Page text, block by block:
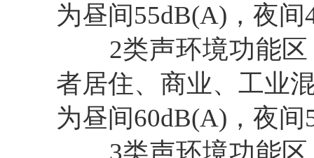
为昼间55dB(A)，夜间
2类声环境功能
者居住、商业、工业
为昼间60dB(A)，夜间
3类声环境功能